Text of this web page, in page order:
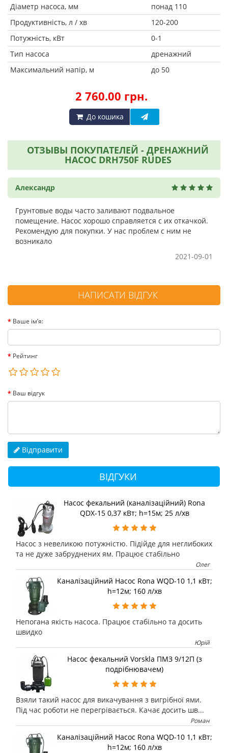
Діаметр насоса, мм
понад 110
Продуктивність, л / хв
120-200
Потужність, кВт
0-1
Тип насоса
дренажний
Максимальний напір, м
до 50
2 760.00 грн.
До кошика
ОТЗЫВЫ ПОКУПАТЕЛЕЙ - ДРЕНАЖНИЙ
НАСОС DRH750F RUDES
Александр
Грунтовые воды часто заливают подвальное
помещение. Насос хорошо справляется с их откачкой.
Рекомендую для покупки. У нас проблем с ним не
возникало
2021-09-01
НАПИСАТИ ВІДГУК
Ваше ім’я:
Рейтинг
Ваш відгук
Відправити
ВІДГУКИ
Насос фекальний (каналізаційний) Rona
QDX-15 0,37 кВт; h=15м; 25 л/хв
Насос з невеликою потужністю. Підійде для неглибоких
та не дуже забруднених ям. Працює стабільно
Олег
Каналізаційний Насос Rona WQD-10 1,1 кВт;
h=12м; 160 л/хв
Непогана якість насоса. Працює стабільно та досить
швидко
Юрій
Насос фекальний Vorskla ПМЗ 9/12П (з
подрібнювачем)
Взяли такий насос для викачування з вигрібної ями.
Під час роботи не перегрівається. Качає досить шв...
Роман
Каналізаційний Насос Rona WQD-10 1,1 кВт;
h=12м; 160 л/хв